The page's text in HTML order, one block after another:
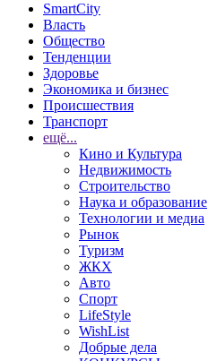
SmartCity
Власть
Общество
Тенденции
Здоровье
Экономика и бизнес
Происшествия
Транспорт
ещё...
Кино и Культура
Недвижимость
Строительство
Наука и образование
Технологии и медиа
Рынок
Туризм
ЖКХ
Авто
Спорт
LifeStyle
WishList
Добрые дела